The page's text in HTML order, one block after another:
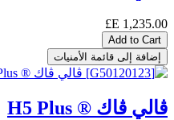
1,235.00
Add to Cart
إضافة إلى قائمة الأمنيات
ڨالي ڨاك ® H5 Plus